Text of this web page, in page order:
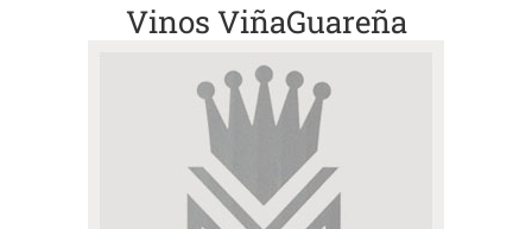
Vinos ViñaGuareña